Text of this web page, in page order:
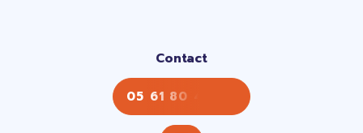
Contact
05 61 80 43 43